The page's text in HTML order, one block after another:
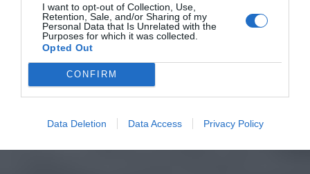
I want to opt-out of Collection, Use,
Retention, Sale, and/or Sharing of my
Personal Data that Is Unrelated with the
Purposes for which it was collected.
Opted Out
CONFIRM
Data Deletion Data Access Privacy Policy